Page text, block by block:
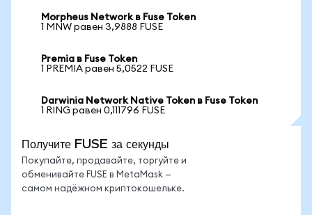
Morpheus Network в Fuse Token
1 MNW равен 3,9888 FUSE
Premia в Fuse Token
1 PREMIA равен 5,0522 FUSE
Darwinia Network Native Token в Fuse Token
1 RING равен 0,111796 FUSE
Получите FUSE за секунды
Покупайте, продавайте, торгуйте и
обменивайте FUSE в MetaMask —
самом надёжном криптокошельке.